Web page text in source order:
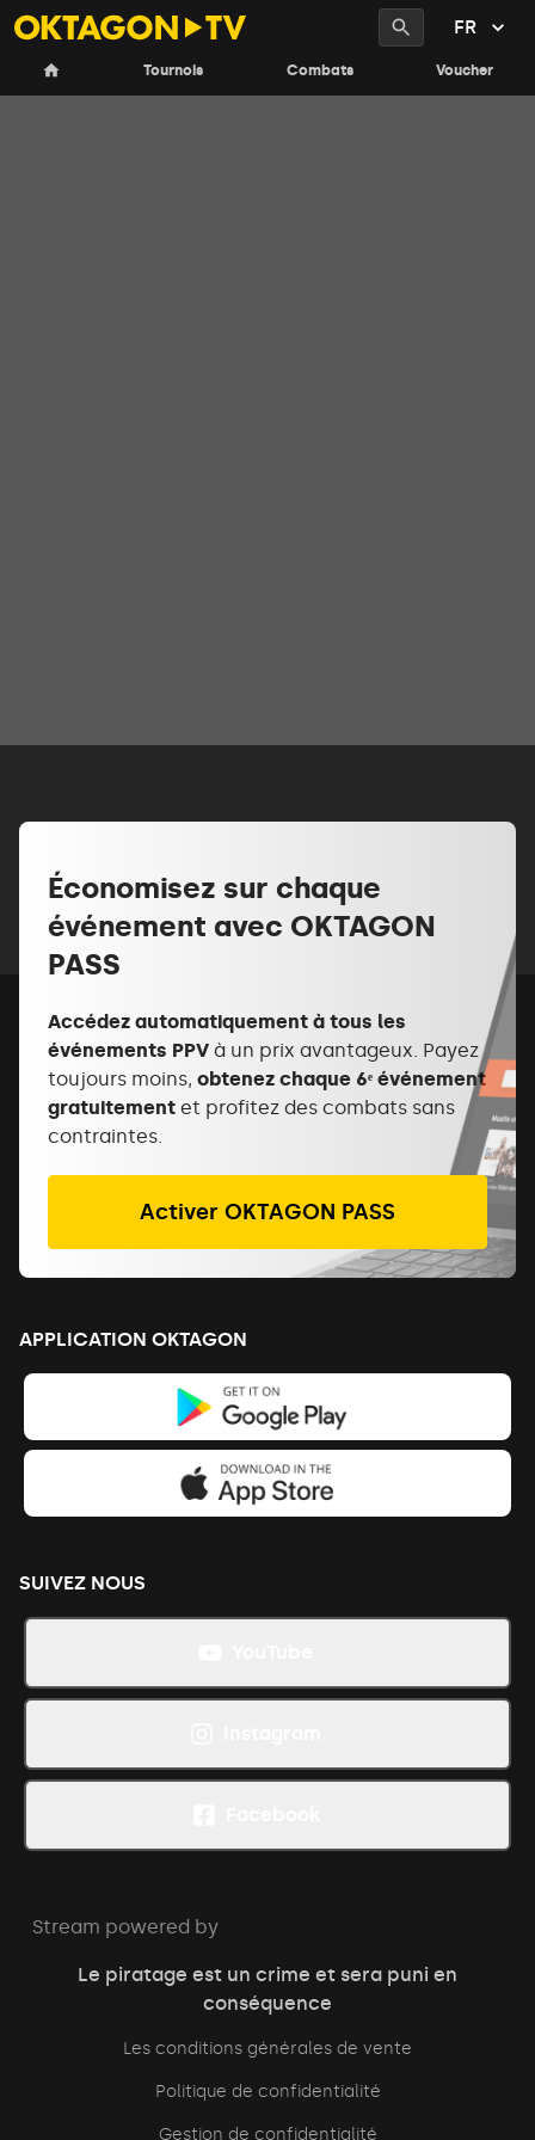
Tournois Combats Voucher
FR
Économisez sur chaque
événement avec OKTAGON
PASS
Accédez automatiquement à tous les
événements PPV à un prix avantageux. Payez
toujours moins, obtenez chaque 6ᵉ événement
gratuitement et profitez des combats sans
contraintes.
Activer OKTAGON PASS
APPLICATION OKTAGON
SUIVEZ NOUS
Le piratage est un crime et sera puni en
conséquence
Stream powered by
Les conditions générales de vente
Politique de confidentialité
Gestion de confidentialité